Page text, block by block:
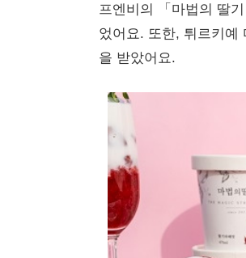
프엔비의 「마법의 딸
었어요. 또한, 튀르키예
을 받았어요.